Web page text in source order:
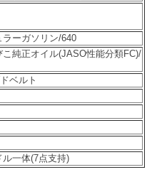
ラーガソリン/640
こ純正オイル(JASO性能分類FC)/
ベルト
ル一体(7点支持)